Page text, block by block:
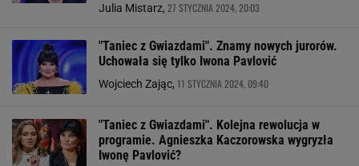
Julia Mistarz, 27 STYCZNIA 2024, 20:03
"Taniec z Gwiazdami". Znamy nowych jurorów.
Uchowała się tylko Iwona Pavlović
Wojciech Zając, 11 STYCZNIA 2024, 09:40
"Taniec z Gwiazdami". Kolejna rewolucja w
programie. Agnieszka Kaczorowska wygryzła
Iwonę Pavlović?